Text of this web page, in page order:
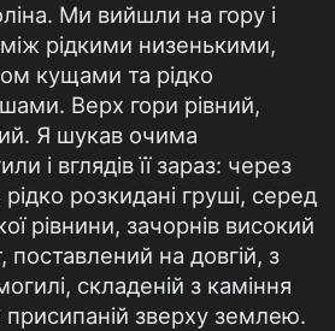
Ми вийшли на гору і
рідкими низенькими,
кущами та рідко
Верх гори рівний,
Я шукав очима
і вглядів її зараз: через
рідко розкидані груші, серед
рівнини, зачорнів високий
на довгій, з
складеній з каміння
зверху землею.